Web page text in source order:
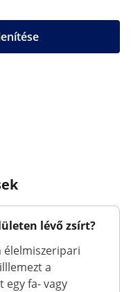
lévő zsírt?
élelmiszeripari
a
egy fa- vagy